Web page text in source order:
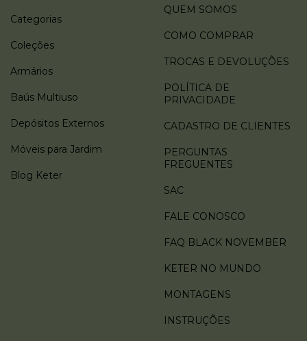
Categorias
Coleções
Armários
Baús Multiuso
Depósitos Externos
Móveis para Jardim
Blog Keter
QUEM SOMOS
COMO COMPRAR
TROCAS E DEVOLUÇÕES
POLÍTICA DE
PRIVACIDADE
CADASTRO DE CLIENTES
PERGUNTAS
FREGUENTES
SAC
FALE CONOSCO
FAQ BLACK NOVEMBER
KETER NO MUNDO
MONTAGENS
INSTRUÇÕES